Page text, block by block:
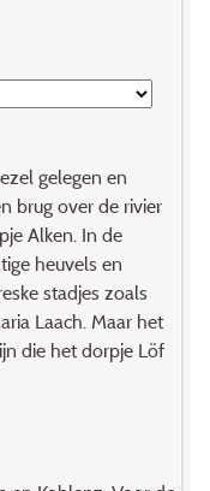
gelegen en
brug over de rivier
Alken. In de
heuvels en
stadjes zoals
Laach. Maar het
die het dorpje Löf